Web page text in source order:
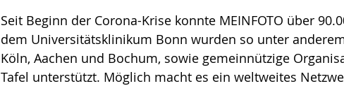
Seit Beginn der Corona-Krise konnte MEINFOTO über
dem Universitätsklinikum Bonn wurden so unter
Köln, Aachen und Bochum, sowie gemeinnützige
Tafel unterstützt. Möglich macht es ein weltweites